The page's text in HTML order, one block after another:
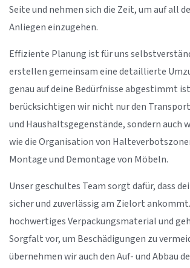
Seite und nehmen sich die Zeit, um auf all
Anliegen einzugehen.
Effiziente Planung ist für uns
erstellen gemeinsam eine detaillierte
genau auf deine Bedürfnisse abgestimmt
berücksichtigen wir nicht nur den
und Haushaltsgegenstände, sondern auch
wie die Organisation von
Montage und Demontage von Möbeln.
Unser geschultes Team sorgt dafür, dass
sicher und zuverlässig am Zielort
hochwertiges Verpackungsmaterial und
Sorgfalt vor, um Beschädigungen zu
übernehmen wir auch den Auf- und Abbau